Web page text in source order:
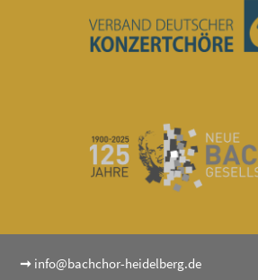
➞ info@bachchor-heidelberg.de